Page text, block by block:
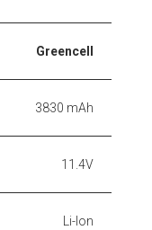
Greencell
3830 mAh
11.4V
Li-Ion